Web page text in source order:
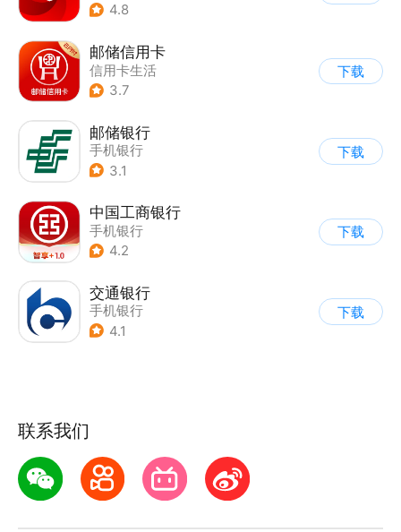
4.8
邮储信用卡
信用卡生活
3.7
下载
邮储银行
手机银行
3.1
下载
中国工商银行
手机银行
4.2
下载
交通银行
手机银行
4.1
下载
联系我们